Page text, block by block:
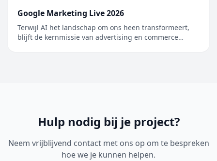
Google Marketing Live 2026
Terwijl AI het landschap om ons heen transformeert,
blijft de kernmissie van advertising en commerce
Hulp nodig bij je project?
Neem vrijblijvend contact met ons op om te bespreken
hoe we je kunnen helpen.